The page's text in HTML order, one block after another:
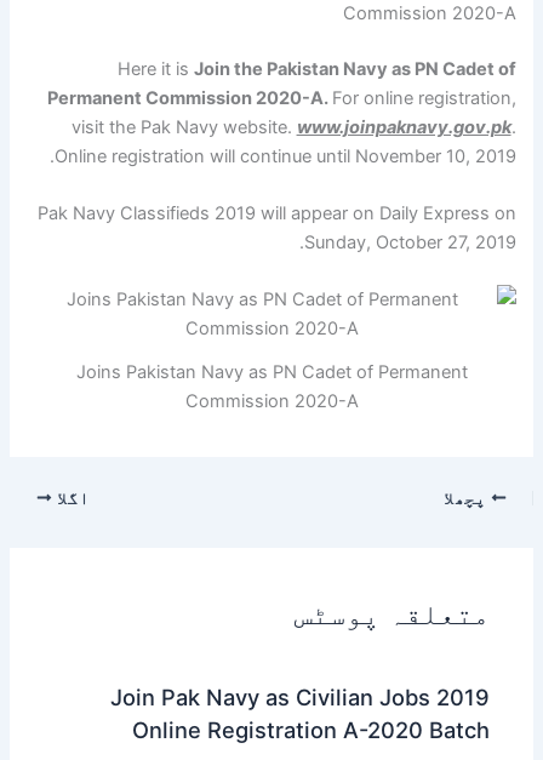
Commission 2020-A
Here it is Join the Pakistan Navy as PN Cadet of
Permanent Commission 2020-A. For online registration,
visit the Pak Navy website. www.joinpaknavy.gov.pk.
Online registration will continue until November 10, 2019.
Pak Navy Classifieds 2019 will appear on Daily Express on
Sunday, October 27, 2019.
Joins Pakistan Navy as PN Cadet of Permanent
Commission 2020-A
پچھلا اگلا
متعلقہ پوسٹس
Join Pak Navy as Civilian Jobs 2019
Online Registration A-2020 Batch